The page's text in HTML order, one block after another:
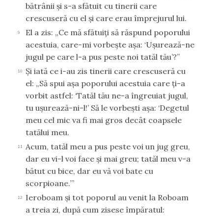
bătrânii şi s-a sfătuit cu tinerii care
crescuseră cu el şi care erau împrejurul lui.
9
El a zis: „Ce mă sfătuiţi să răspund poporului
acestuia, care-mi vorbeşte aşa: ‘Uşurează-ne
jugul pe care l-a pus peste noi tatăl tău’?”
10
Şi iată ce i-au zis tinerii care crescuseră cu
el: „Să spui aşa poporului acestuia care ţi-a
vorbit astfel: ‘Tatăl tău ne-a îngreuiat jugul,
tu uşurează-ni-l!’ Să le vorbeşti aşa: ‘Degetul
meu cel mic va fi mai gros decât coapsele
tatălui meu.
11
Acum, tatăl meu a pus peste voi un jug greu,
dar eu vi-l voi face şi mai greu; tatăl meu v-a
bătut cu bice, dar eu vă voi bate cu
scorpioane.’”
12
Ieroboam şi tot poporul au venit la Roboam
a treia zi, după cum zisese împăratul: